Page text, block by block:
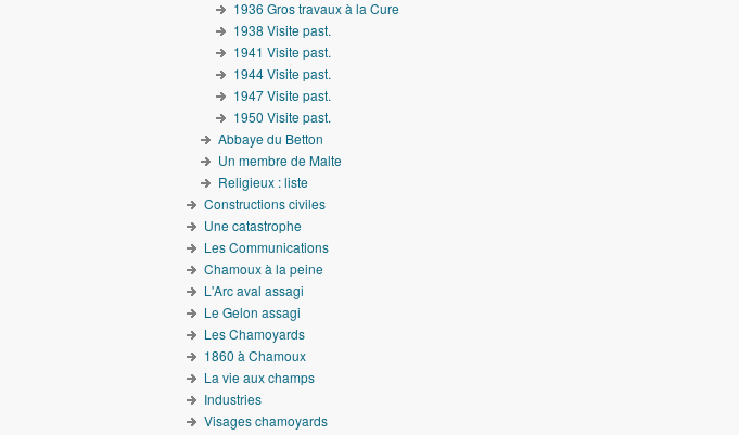
1936 Gros travaux à la Cure
1938 Visite past.
1941 Visite past.
1944 Visite past.
1947 Visite past.
1950 Visite past.
Abbaye du Betton
Un membre de Malte
Religieux : liste
Constructions civiles
Une catastrophe
Les Communications
Chamoux à la peine
L'Arc aval assagi
Le Gelon assagi
Les Chamoyards
1860 à Chamoux
La vie aux champs
Industries
Visages chamoyards